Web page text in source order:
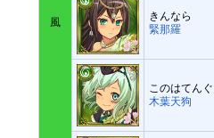
風
きんなら
緊那羅
このはてんぐ
木葉天狗